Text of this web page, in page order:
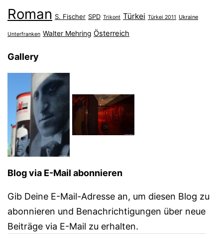
Roman S. Fischer SPD Trikont Türkei Türkei 2011 Ukraine
Unterfranken Walter Mehring Österreich
Gallery
Blog via E-Mail abonnieren
Gib Deine E-Mail-Adresse an, um diesen Blog zu
abonnieren und Benachrichtigungen über neue
Beiträge via E-Mail zu erhalten.